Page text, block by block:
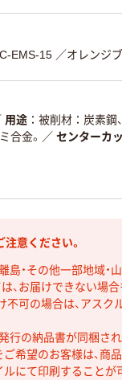
EMS-15 ／オレンジ
用途
被削材：炭素鋼
合金。 ／ センターカ
意ください。
島・その他一部地域
、お届けできない場
不可の場合は、アス
行の納品書が同梱さ
希望のお客様は、商
にて印刷することが